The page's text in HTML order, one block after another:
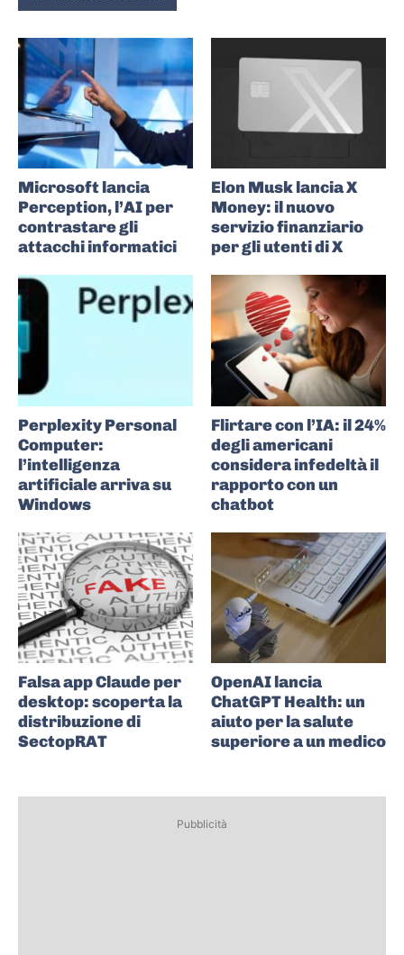
Microsoft lancia
Perception, l’AI per
contrastare gli
attacchi informatici
Elon Musk lancia X
Money: il nuovo
servizio finanziario
per gli utenti di X
Perplexity Personal
Computer:
l’intelligenza
artificiale arriva su
Windows
Flirtare con l’IA: il 24%
degli americani
considera infedeltà il
rapporto con un
chatbot
Falsa app Claude per
desktop: scoperta la
distribuzione di
SectopRAT
OpenAI lancia
ChatGPT Health: un
aiuto per la salute
superiore a un medico
Pubblicità